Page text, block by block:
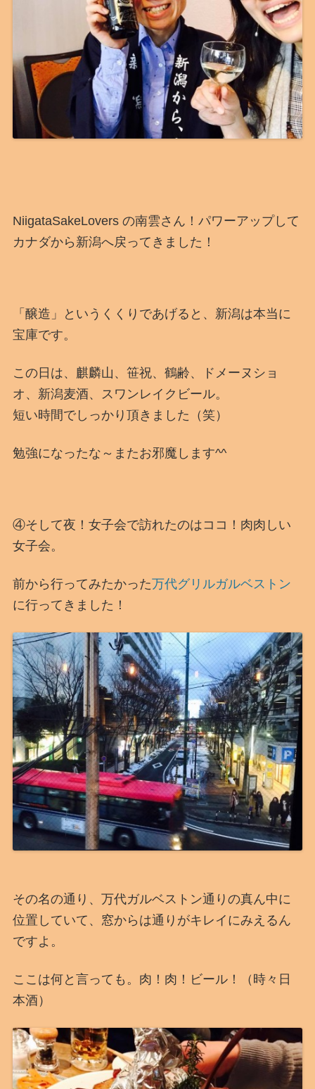
NiigataSakeLovers の南雲さん！パワーアップして
カナダから新潟へ戻ってきました！
「醸造」というくくりであげると、新潟は本当に
宝庫です。
この日は、麒麟山、笹祝、鶴齢、ドメーヌショ
オ、新潟麦酒、スワンレイクビール。
短い時間でしっかり頂きました（笑）
勉強になったな～またお邪魔します^^
④そして夜！女子会で訪れたのはココ！肉肉しい
女子会。
前から行ってみたかった万代グリルガルベストン
に行ってきました！
その名の通り、万代ガルベストン通りの真ん中に
位置していて、窓からは通りがキレイにみえるん
ですよ。
ここは何と言っても。肉！肉！ビール！（時々日
本酒）